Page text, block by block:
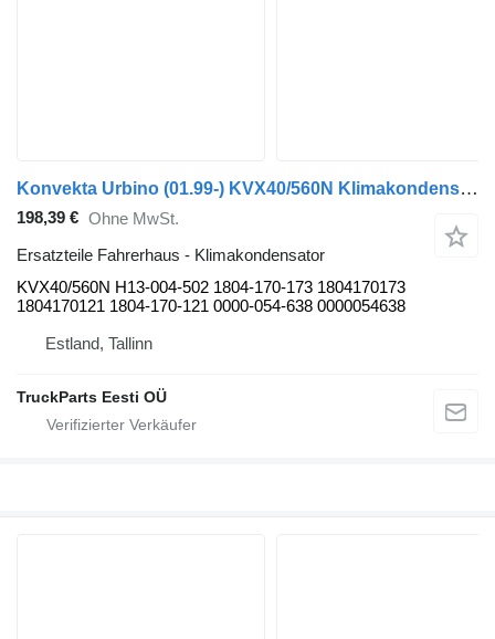
Konvekta Urbino (01.99-) KVX40/560N Klimakondensator für Solaris Urbino, Alpino, Vacanza (1999-) Bus
198,39 € Ohne MwSt.
Ersatzteile Fahrerhaus - Klimakondensator
KVX40/560N H13-004-502 1804-170-173 1804170173
1804170121 1804-170-121 0000-054-638 0000054638
Estland, Tallinn
TruckParts Eesti OÜ